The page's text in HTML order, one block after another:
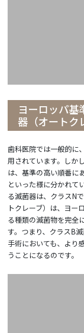
ヨーロッパ基
器（オートク
歯科医院では一般的に
用されています。しか
は、基準の高い順番に
といった様に分かれて
る滅菌器は、クラスN
トクレーブ）は、ヨー
る種類の滅菌物を完全
す。つまり、クラスB
手術においても、より
うことになるのです。